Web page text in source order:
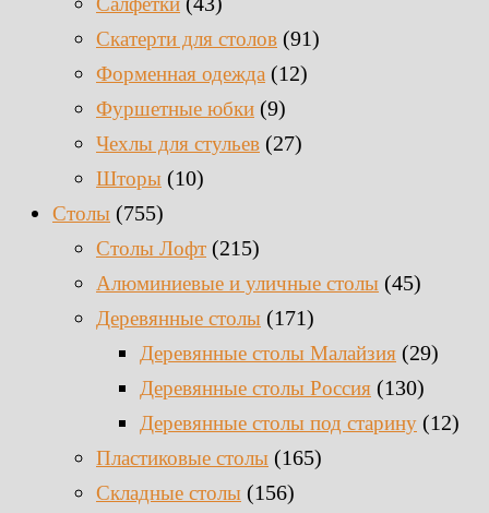
Скатерти для столов (91)
Форменная одежда (12)
Фуршетные юбки (9)
Чехлы для стульев (27)
Шторы (10)
Столы (755)
Столы Лофт (215)
Алюминиевые и уличные столы (45)
Деревянные столы (171)
Деревянные столы Малайзия (29)
Деревянные столы Россия (130)
Деревянные столы под старину (12)
Пластиковые столы (165)
Складные столы (156)